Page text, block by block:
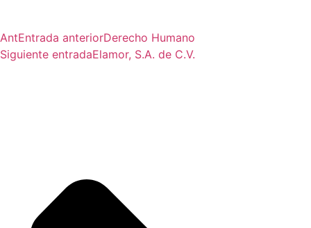
AntEntrada anteriorDerecho Humano
Siguiente entradaElamor, S.A. de C.V.